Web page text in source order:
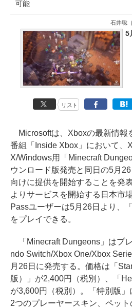
可能
石井聡
5
リスト
Microsoftは、Xboxの最新情報
番組「Inside Xbox」において、
X/Windows用「Minecraft
ウンロード版発売と同日の5月
向けに提供を開始することを発
よりサービスを開始する日本市
Passユーザーは5月26日より、
をプレイできる。
「Minecraft Dungeons」はプ
ndo Switch/Xbox One/Xbox
月26日に発売する。価格は「
版）」が2,400円（税別）、「
が3,600円（税別）。「特別版」
2つのプレーヤースキン、ペッ